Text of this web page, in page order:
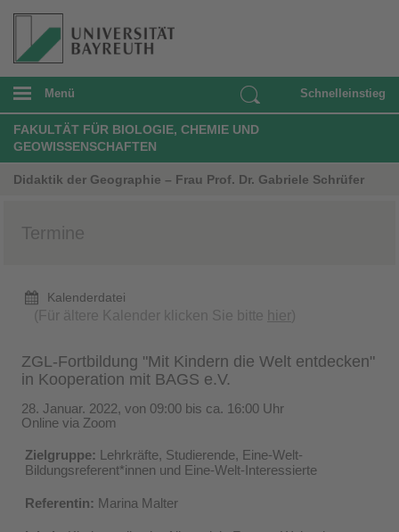
Menü Schnelleinstieg
FAKULTÄT FÜR BIOLOGIE, CHEMIE UND
GEOWISSENSCHAFTEN
Didaktik der Geographie – Frau Prof. Dr. Gabriele Schrüfer
Termine
Kalenderdatei
(Für ältere Kalender klicken Sie bitte hier)
ZGL-Fortbildung "Mit Kindern die Welt entdecken"
in Kooperation mit BAGS e.V.
28. Januar. 2022, von 09:00 bis ca. 16:00 Uhr
Online via Zoom
Zielgruppe: Lehrkräfte, Studierende, Eine-Welt-
Bildungsreferent*innen und Eine-Welt-Interessierte
Referentin: Marina Malter